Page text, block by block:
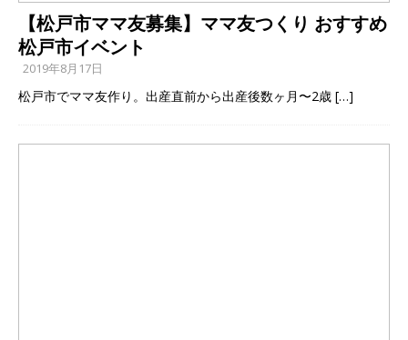
【松戸市ママ友募集】ママ友つくり おすすめ
松戸市イベント
2019年8月17日
松戸市でママ友作り。出産直前から出産後数ヶ月〜2歳 […]